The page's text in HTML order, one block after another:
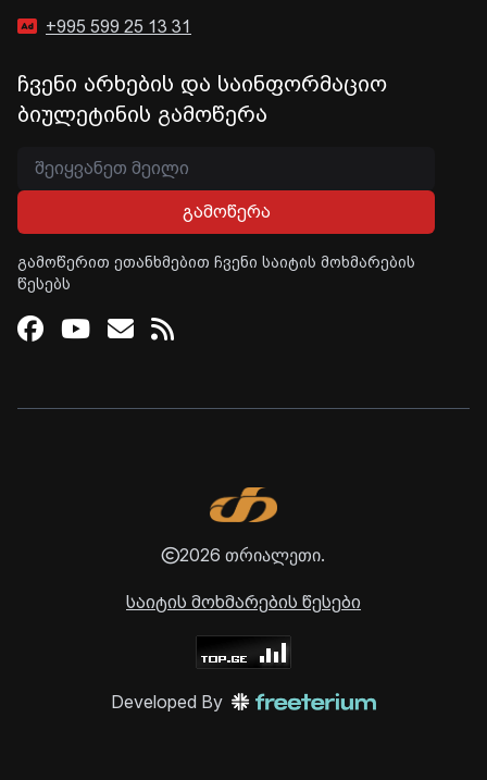
+995 599 25 13 31
ჩვენი არხების და საინფორმაციო
ბიულეტინის გამოწერა
გამოწერა
გამოწერით ეთანხმებით ჩვენი საიტის მოხმარების
წესებს
Facebook
Youtube
Email
RSS
2026 თრიალეთი.
საიტის მოხმარების წესები
Developed By